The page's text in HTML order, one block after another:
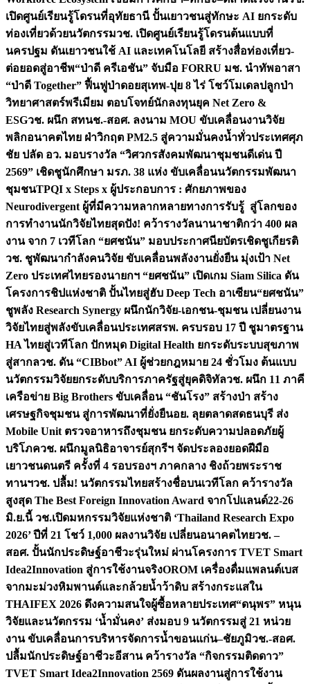
เปิดศูนย์เรียนรู้โดรนที่อุทัยธานี ปั้นเยาวชนสู่ทักษะ AI ยกระดับ
ท่องเที่ยวด้วยนวัตกรรมวช. เปิดศูนย์เรียนรู้โดรนต้นแบบที่
นครปฐม ดันเยาวชนใช้ AI และเทคโนโลยี สร้างสื่อท่องเที่ยว-
ต่อยอดสู่อาชีพ“ป่าดี ครีเอชัน” จับมือ FORRU มช. นำทัพอาสา
“ป่าดี Together” ฟื้นฟูป่าดอยสุเทพ-ปุย 8 ไร่ โชว์โมเดลปลูกป่า
วิทยาศาสตร์พรีเมียม ตอบโจทย์นักลงทุนยุค Net Zero &
ESGวช. ผนึก สทนช.-สอศ. ลงนาม MOU ขับเคลื่อนงานวิจัย
พลิกอนาคตไทย ฝ่าวิกฤต PM2.5 สู่ความมั่นคงน้ำทั่วประเทศศุภ
ชัย ปลัด อว. มอบรางวัล “วิศวกรสังคมพัฒนาชุมชนดีเด่น ปี
2569” เชิดชูนักศึกษา มรภ. 38 แห่ง ขับเคลื่อนนวัตกรรมพัฒนา
ชุมชนTPQI x Steps x ผู้ประกอบการ : ศักยภาพของ
Neurodivergent ผู้ที่มีความหลากหลายทางการรับรู้ สู่โลกของ
การทำงานนักวิจัยไทยสุดปัง! คว้ารางวัลนานาชาติกว่า 400 ผล
งาน จาก 7 เวทีโลก “ยศชนัน” มอบประกาศนียบัตรเชิดชูเกียรติ
วช. ชูพัฒนากำลังคนวิจัย ขับเคลื่อนพลังงานยั่งยืน มุ่งเป้า Net
Zero ประเทศไทยรองนายกฯ “ยศชนัน” เปิดเกม Siam Silica ดัน
โครงการชิปแห่งชาติ ปั้นไทยสู่ฮับ Deep Tech อาเซียน“ยศชนัน”
ชูพลัง Research Synergy ผนึกนักวิจัย-เอกชน-ชุมชน เปลี่ยนงาน
วิจัยไทยสู่พลังขับเคลื่อนประเทศสรพ. ครบรอบ 17 ปี ชูมาตรฐาน
HA ไทยสู่เวทีโลก ปักหมุด Digital Health ยกระดับระบบสุขภาพ
สู่สากลวช. ดัน “CIBbot” AI ผู้ช่วยกฎหมาย 24 ชั่วโมง ต้นแบบ
นวัตกรรมวิจัยยกระดับบริการภาครัฐสู่ยุคดิจิทัลวช. ผนึก 11 ภาคี
เครือข่าย Big Brothers ขับเคลื่อน “ชันโรง” สร้างป่า สร้าง
เศรษฐกิจชุมชน สู่การพัฒนาที่ยั่งยืนอย. ลุยตลาดสดธนบุรี ส่ง
Mobile Unit ตรวจอาหารถึงชุมชน ยกระดับความปลอดภัยผู้
บริโภควช. ผนึกมูลนิธิอาจารย์สุกรีฯ จัดประลองยอดฝีมือ
เยาวชนดนตรี ครั้งที่ 4 รอบรองฯ ภาคกลาง ชิงถ้วยพระราช
ทานฯวช. ปลื้ม! นวัตกรรมไทยสร้างชื่อบนเวทีโลก คว้ารางวัล
สูงสุด The Best Foreign Innovation Award จากโปแลนด์22-26
มิ.ย.นี้ วช.เปิดมหกรรมวิจัยแห่งชาติ ‘Thailand Research Expo
2026’ ปีที่ 21 โชว์ 1,000 ผลงานวิจัย เปลี่ยนอนาคตไทยวช. –
สอศ. ปั้นนักประดิษฐ์อาชีวะรุ่นใหม่ ผ่านโครงการ TVET Smart
Idea2Innovation สู่การใช้งานจริงOROM เครื่องดื่มแพลนต์เบส
จากมะม่วงหิมพานต์และกล้วยน้ำว้าดิบ สร้างกระแสใน
THAIFEX 2026 ดึงความสนใจผู้ซื้อหลายประเทศ“ดนุพร” หนุน
วิจัยและนวัตกรรม ‘น้ำมั่นคง’ ส่งมอบ 9 นวัตกรรมสู่ 21 หน่วย
งาน ขับเคลื่อนการบริหารจัดการน้ำขอนแก่น–ชัยภูมิวช.-สอศ.
ปลื้มนักประดิษฐ์อาชีวะอีสาน คว้ารางวัล “กิจกรรมติดดาว”
TVET Smart Idea2Innovation 2569 ดันผลงานสู่การใช้งาน